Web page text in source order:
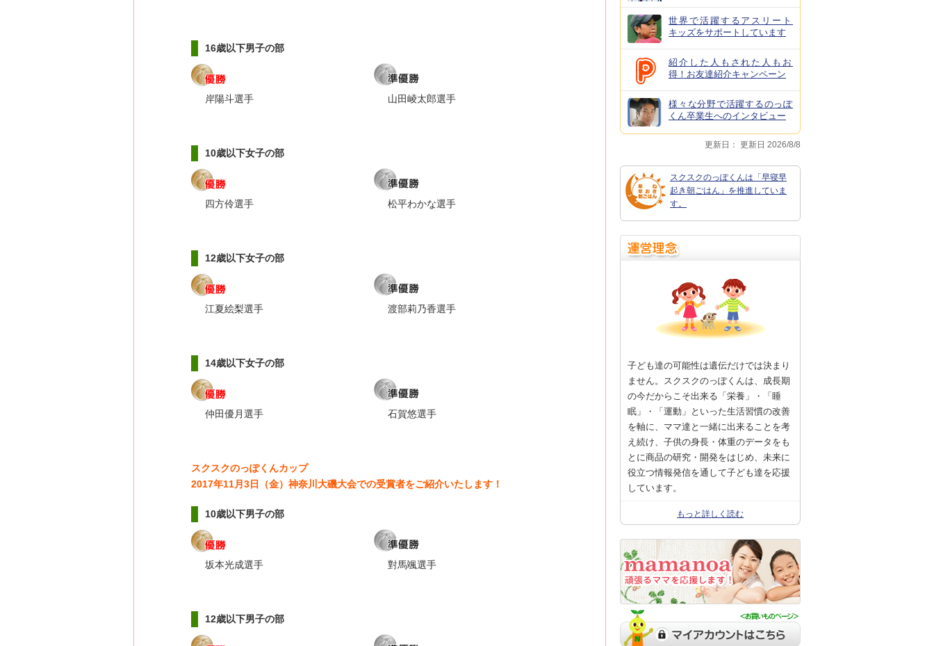
16歳以下男子の部
岸陽斗選手 山田崚太郎選手
10歳以下女子の部
四方伶選手 松平わかな選手
12歳以下女子の部
江夏絵梨選手 渡部莉乃香選手
14歳以下女子の部
仲田優月選手 石賀悠選手
スクスクのっぽくんカップ
2017年11月3日（金）神奈川大磯大会での受賞者をご紹介いたします！
10歳以下男子の部
坂本光成選手 對馬颯選手
12歳以下男子の部
世界で活躍するアスリート
キッズをサポートしています
紹介した人もされた人もお
得！お友達紹介キャンペーン
様々な分野で活躍するのっぽ
くん卒業生へのインタビュー
更新日： 更新日 2026/8/8
スクスクのっぽくんは「早寝早
起き朝ごはん」を推進していま
す。
子ども達の可能性は遺伝だけでは決まり
ません。スクスクのっぽくんは、成長期
の今だからこそ出来る「栄養」・「睡
眠」・「運動」といった生活習慣の改善
を軸に、ママ達と一緒に出来ることを考
え続け、子供の身長・体重のデータをも
とに商品の研究・開発をはじめ、未来に
役立つ情報発信を通して子ども達を応援
しています。
もっと詳しく読む